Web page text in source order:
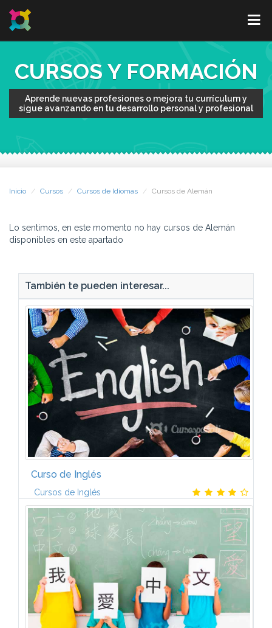
CURSOS Y FORMACIÓN
Aprende nuevas profesiones o mejora tu currículum y
sigue avanzando en tu desarrollo personal y profesional
Inicio Cursos Cursos de Idiomas Cursos de Alemán
Lo sentimos, en este momento no hay cursos de Alemán
disponibles en este apartado
También te pueden interesar...
Curso de Inglés
Cursos de Inglés
Serás capaz de expresar opiniones, necesidades y
preferencias en contextos conocidos así como
exponer tus necesidades en el trabajo. El inglés en el
trabajo es más que...